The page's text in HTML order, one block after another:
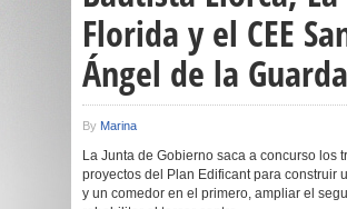
Florida y el CEE
Ángel de la Guarda
By Marina
La Junta de Gobierno saca a concurso los
proyectos del Plan Edificant para construir
y un comedor en el primero, ampliar el